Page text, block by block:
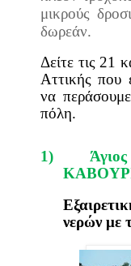
μικρούς
δωρεάν.
Δείτε τις 21
Αττικής που
να
πόλη.
1)
νερών με